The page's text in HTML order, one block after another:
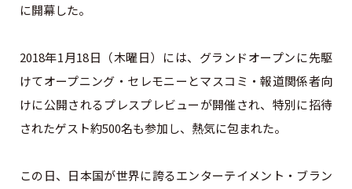
に開幕した。
2018年1月18日（木曜日）には、グランドオープンに先駆
けてオープニング・セレモニーとマスコミ・報道関係者向
けに公開されるプレスプレビューが開催され、特別に招待
されたゲスト約500名も参加し、熱気に包まれた。
この日、日本国が世界に誇るエンターテイメント・ブラン